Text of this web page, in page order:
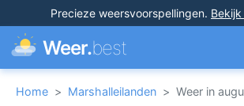
Precieze weersvoorspellingen.
Weer.best
Home > Marshalleilanden > Weer in